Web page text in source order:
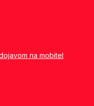
na mobitel